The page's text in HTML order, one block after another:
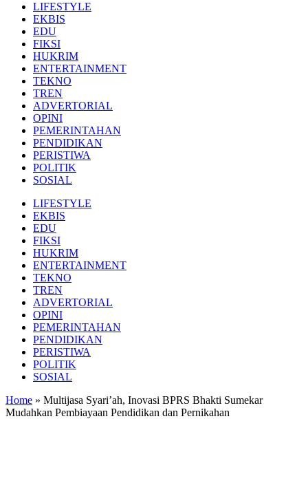
LIFESTYLE
EKBIS
EDU
FIKSI
HUKRIM
ENTERTAINMENT
TEKNO
TREN
ADVERTORIAL
OPINI
PEMERINTAHAN
PENDIDIKAN
PERISTIWA
POLITIK
SOSIAL
LIFESTYLE
EKBIS
EDU
FIKSI
HUKRIM
ENTERTAINMENT
TEKNO
TREN
ADVERTORIAL
OPINI
PEMERINTAHAN
PENDIDIKAN
PERISTIWA
POLITIK
SOSIAL
Home » Multijasa Syari’ah, Inovasi BPRS Bhakti Sumekar
Mudahkan Pembiayaan Pendidikan dan Pernikahan